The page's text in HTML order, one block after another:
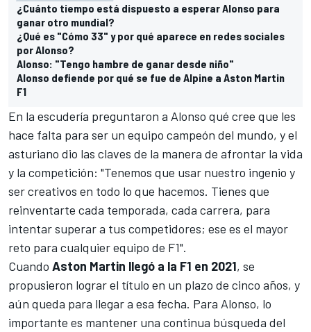
¿Cuánto tiempo está dispuesto a esperar Alonso para
ganar otro mundial?
¿Qué es "Cómo 33" y por qué aparece en redes sociales
por Alonso?
Alonso: "Tengo hambre de ganar desde niño"
Alonso defiende por qué se fue de Alpine a Aston Martin
F1
En la escudería preguntaron a Alonso qué cree que les
hace falta para ser un equipo campeón del mundo, y el
asturiano dio las claves de la manera de afrontar la vida
y la competición: "Tenemos que usar nuestro ingenio y
ser creativos en todo lo que hacemos. Tienes que
reinventarte cada temporada, cada carrera, para
intentar superar a tus competidores; ese es el mayor
reto para cualquier equipo de F1".
Cuando Aston Martin llegó a la F1 en 2021, se
propusieron lograr el título en un plazo de cinco años, y
aún queda para llegar a esa fecha. Para Alonso, lo
importante es mantener una continua búsqueda del